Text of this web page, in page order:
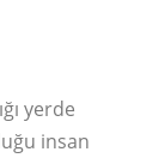
yerde
insan